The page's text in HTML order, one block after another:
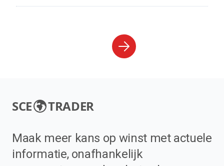
SCE TRADER
Maak meer kans op winst met actuele
informatie, onafhankelijk